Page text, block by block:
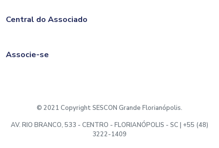
Central do Associado
Associe-se
© 2021 Copyright SESCON Grande Florianópolis.
AV. RIO BRANCO, 533 - CENTRO - FLORIANÓPOLIS - SC | +55 (48)
3222-1409